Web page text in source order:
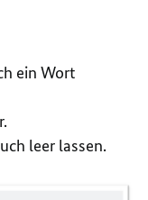
ein Wort
leer lassen.